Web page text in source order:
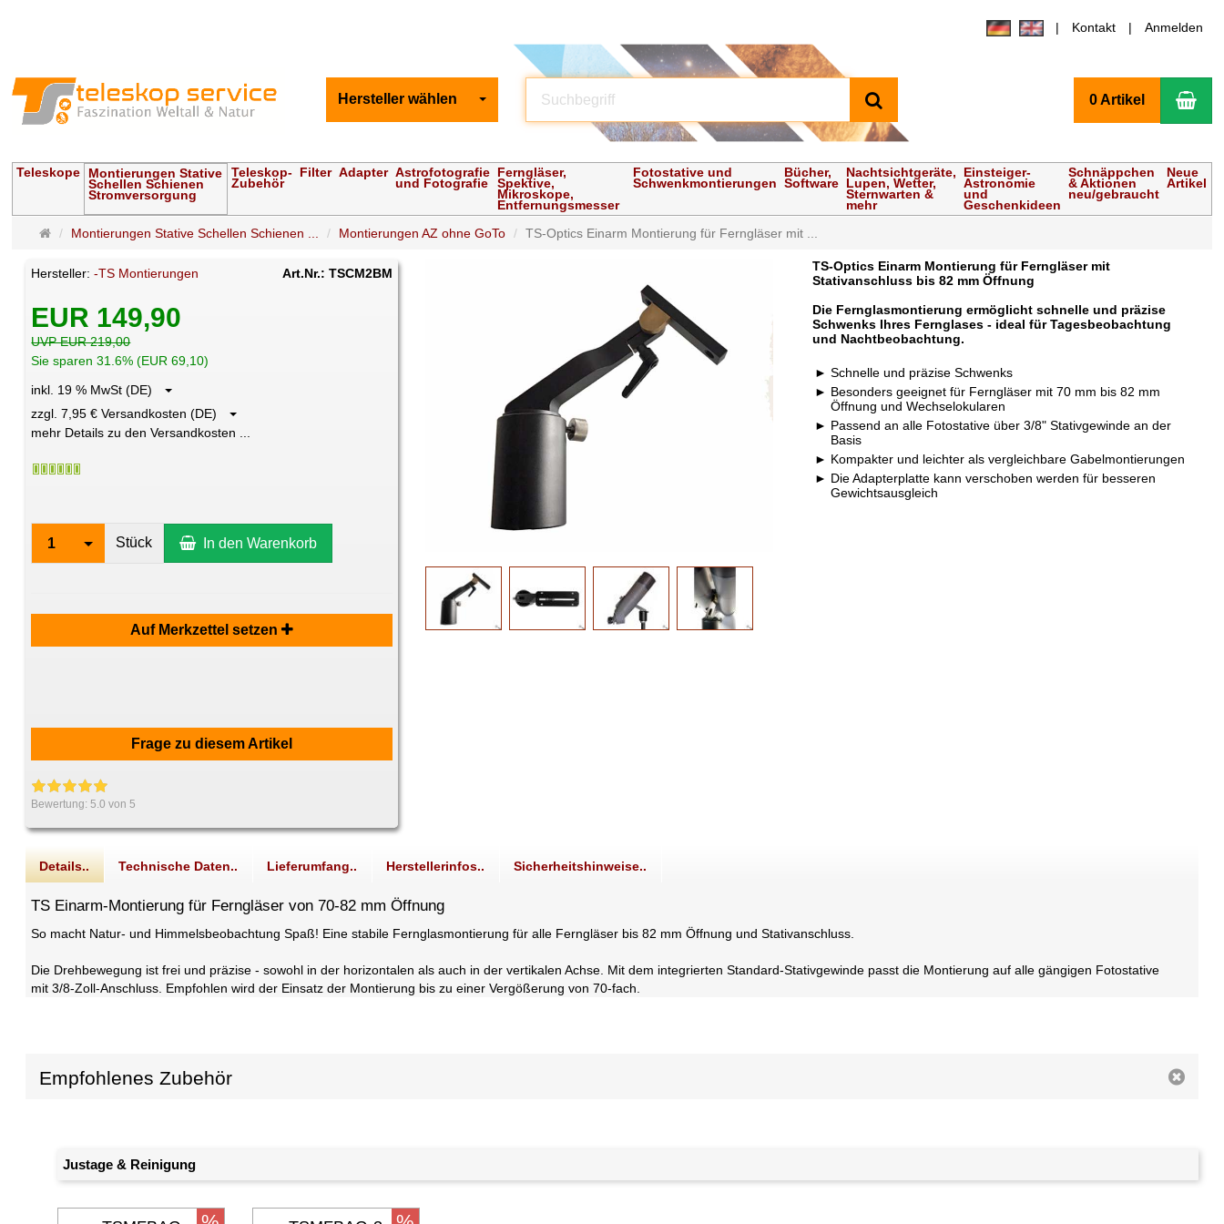
Kontakt Anmelden
Hersteller wählen 0 Artikel
Teleskope Montierungen Stative
Schellen Schienen
Stromversorgung
Teleskop-
Zubehör
Filter Adapter Astrofotografie
und Fotografie
Ferngläser,
Spektive,
Mikroskope,
Entfernungsmesser
Fotostative und
Schwenkmontierungen
Bücher,
Software
Nachtsichtgeräte,
Lupen, Wetter,
Sternwarten &
mehr
Einsteiger-
Astronomie
und
Geschenkideen
Schnäppchen
& Aktionen
neu/gebraucht
Neue
Artikel
Startseite
Montierungen Stative Schellen Schienen ... Montierungen AZ ohne GoTo TS-Optics Einarm Montierung für Ferngläser mit ...
Hersteller:-TS Montierungen Art.Nr.: TSCM2BM
EUR 149,90
UVP EUR 219,00
Sie sparen 31.6% (EUR 69,10)
inkl. 19 % MwSt (DE)
zzgl. 7,95 € Versandkosten (DE)
mehr Details zu den Versandkosten ...
1 Stück In den Warenkorb
Auf Merkzettel setzen
Frage zu diesem Artikel
Bewertung:5.0 von 5
TS-Optics Einarm Montierung für Ferngläser mit
Stativanschluss bis 82 mm Öffnung
Die Fernglasmontierung ermöglicht schnelle und präzise
Schwenks Ihres Fernglases - ideal für Tagesbeobachtung
und Nachtbeobachtung.
Schnelle und präzise Schwenks
Besonders geeignet für Ferngläser mit 70 mm bis 82 mm
Öffnung und Wechselokularen
Passend an alle Fotostative über 3/8" Stativgewinde an der
Basis
Kompakter und leichter als vergleichbare Gabelmontierungen
Die Adapterplatte kann verschoben werden für besseren
Gewichtsausgleich
Details.. Technische Daten.. Lieferumfang.. Herstellerinfos.. Sicherheitshinweise..
TS Einarm-Montierung für Ferngläser von 70-82 mm Öffnung
So macht Natur- und Himmelsbeobachtung Spaß! Eine stabile Fernglasmontierung für alle Ferngläser bis 82 mm Öffnung und Stativanschluss.
Die Drehbewegung ist frei und präzise - sowohl in der horizontalen als auch in der vertikalen Achse. Mit dem integrierten Standard-Stativgewinde passt die Montierung auf alle gängigen Fotostative
mit 3/8-Zoll-Anschluss. Empfohlen wird der Einsatz der Montierung bis zu einer Vergößerung von 70-fach.
Empfohlenes Zubehör
Justage & Reinigung